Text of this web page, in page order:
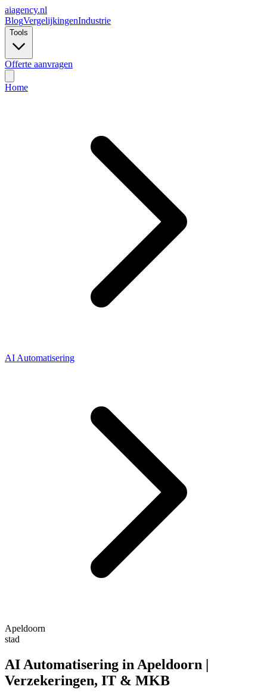
aiagency.nl
BlogVergelijkingenIndustrie
Tools
Offerte aanvragen
Home
AI Automatisering
Apeldoorn
stad
AI Automatisering in Apeldoorn |
Verzekeringen, IT & MKB